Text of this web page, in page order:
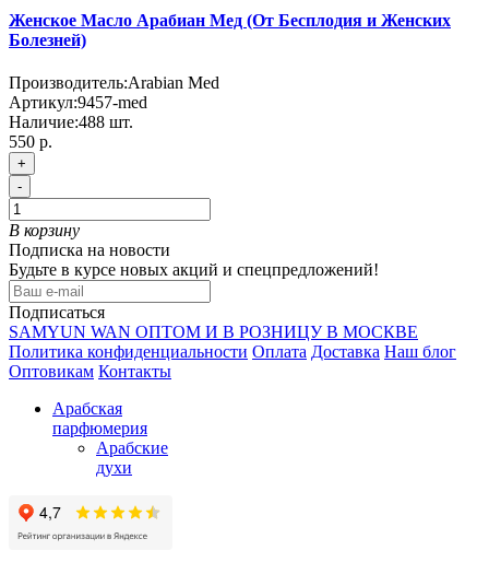
Женское Масло Арабиан Мед (От Бесплодия и Женских
Болезней)
Производитель:Arabian Med
Артикул:9457-med
Наличие:488 шт.
550 р.
+
-
В корзину
Подписка на новости
Будьте в курсе новых акций и спецпредложений!
Подписаться
SAMYUN WAN ОПТОМ И В РОЗНИЦУ В МОСКВЕ
Политика конфиденциальности Оплата Доставка Наш блог
Оптовикам Контакты
Арабская
парфюмерия
Арабские
духи